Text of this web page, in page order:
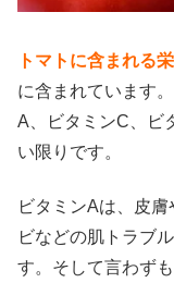
トマトに含まれる
に含まれています
A、ビタミンC、ビ
い限りです。
ビタミンAは、皮
ビなどの肌トラブ
す。そして言わず